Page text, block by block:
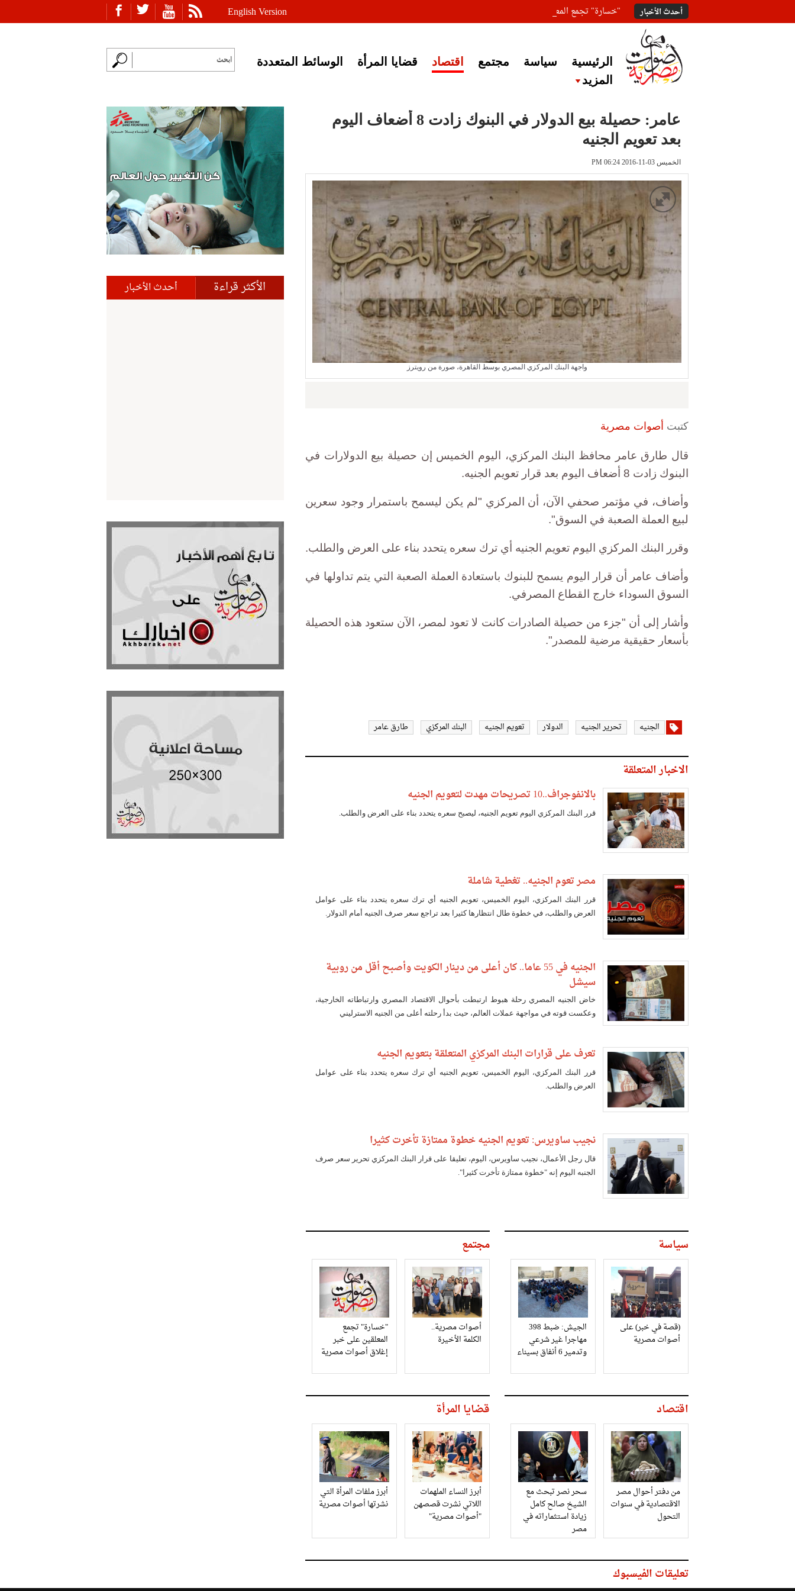
English Version أحدث الأخبار "خسارة" تجمع المعلقين على خبر إغلاق أصوات مصرية
الرئيسية سياسة مجتمع اقتصاد قضايا المرأة
الوسائط المتعددة
المزيد
عامر: حصيلة بيع الدولار في البنوك زادت 8 أضعاف اليوم
بعد تعويم الجنيه
الخميس 03-11-2016 PM 06:24
واجهة البنك المركزي المصري بوسط القاهرة، صورة من رويترز
كتبت أصوات مصرية
قال طارق عامر محافظ البنك المركزي، اليوم الخميس إن حصيلة بيع الدولارات في
البنوك زادت 8 أضعاف اليوم بعد قرار تعويم الجنيه.
وأضاف، في مؤتمر صحفي الآن، أن المركزي "لم يكن ليسمح باستمرار وجود سعرين
لبيع العملة الصعبة في السوق".
وقرر البنك المركزي اليوم تعويم الجنيه أي ترك سعره يتحدد بناء على العرض والطلب.
وأضاف عامر أن قرار اليوم يسمح للبنوك باستعادة العملة الصعبة التي يتم تداولها في
السوق السوداء خارج القطاع المصرفي.
وأشار إلى أن "جزء من حصيلة الصادرات كانت لا تعود لمصر، الآن ستعود هذه الحصيلة
بأسعار حقيقية مرضية للمصدر".
الجنيه تحرير الجنيه الدولار تعويم الجنيه البنك المركزي طارق عامر
الاخبار المتعلقة
بالانفوجراف..10 تصريحات مهدت لتعويم الجنيه
قرر البنك المركزي اليوم تعويم الجنيه، ليصبح سعره يتحدد بناء على العرض والطلب.
مصر تعوم الجنيه.. تغطية شاملة
قرر البنك المركزي، اليوم الخميس، تعويم الجنيه أي ترك سعره يتحدد بناء على عوامل
العرض والطلب، في خطوة طال انتظارها كثيرا بعد تراجع سعر صرف الجنيه أمام الدولار.
الجنيه في 55 عاما.. كان أعلى من دينار الكويت وأصبح أقل من روبية
سيشل
خاض الجنيه المصري رحلة هبوط ارتبطت بأحوال الاقتصاد المصري وارتباطاته الخارجية،
وعكست قوته في مواجهة عملات العالم، حيث بدأ رحلته أعلى من الجنيه الاسترليني
تعرف على قرارات البنك المركزي المتعلقة بتعويم الجنيه
قرر البنك المركزي، اليوم الخميس، تعويم الجنيه أي ترك سعره يتحدد بناء على عوامل
العرض والطلب.
نجيب ساويرس: تعويم الجنيه خطوة ممتازة تأخرت كثيرا
قال رجل الأعمال، نجيب ساويرس، اليوم، تعليقا على قرار البنك المركزي تحرير سعر صرف
الجنبه اليوم إنه "خطوة ممتازة تأخرت كثيرا".
سياسة
(قصة في خبر) على
أصوات مصرية
الجيش: ضبط 398
مهاجرا غير شرعي
وتدمير 6 أنفاق بسيناء
مجتمع
أصوات مصرية..
الكلمة الأخيرة
"خسارة" تجمع
المعلقين على خبر
إغلاق أصوات مصرية
اقتصاد
من دفتر أحوال مصر
الاقتصادية في سنوات
التحول
سحر نصر تبحث مع
الشيخ صالح كامل
زيادة استثماراته في
مصر
قضايا المرأة
أبرز النساء الملهمات
اللاتي نشرت قصصهن
"أصوات مصرية"
أبرز ملفات المرأة التي
نشرتها أصوات مصرية
تعليقات الفيسبوك
الأكثر قراءة أحدث الأخبار